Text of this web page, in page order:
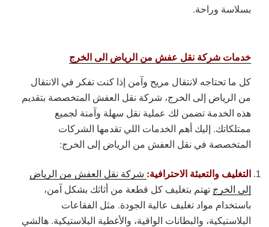
بسلاسة وراحة.
خدمات شركة نقل عفش من الرياض الى الخرج
كل ما تحتاجه لانتقال مريح وآمن إذا كنت تفكر في الانتقال
من الرياض إلى الخرج، شركة نقل العفش المتخصصة بتقديم
هذه الخدمة تضمن لك عملية نقل سهلة وآمنة لجميع
ممتلكاتك. إليك أهم الخدمات اللي تقدمها الشركات
المتخصصة في نقل العفش من الرياض إلى الخرج:
التغليف والتعبئة الاحترافية: شركة نقل العفش من الرياض
إلى الخرج تهتم بتغليف كل قطعة من أثاثك بشكل آمن،
باستخدام مواد تغليف عالية الجودة. مثل الفقاعات
البلاستيكية، والبطانات الواقية، والأغطية البلاستيكية. هالشي